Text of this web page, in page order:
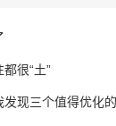
很“土”
现三个值得优化